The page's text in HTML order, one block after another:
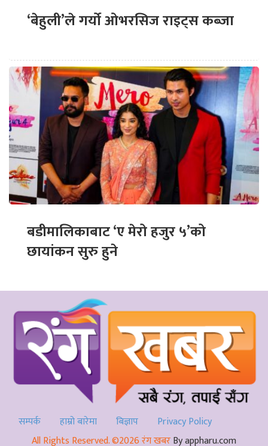
‘बेहुली’ले गर्यो ओभरसिज राइट्स कब्जा
बडीमालिकाबाट ‘ए मेरो हजुर ५’को
छायांकन सुरु हुने
सम्पर्क हाम्रो बारेमा बिज्ञाप
Privacy Policy
All Rights Reserved. ©2026 रंग खबरBy appharu.com